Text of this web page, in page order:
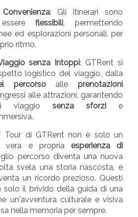
: Gli itinerari sono
essereflessibili , permettendo
ed esplorazioni personali, per
ritmo.
senza Intoppi: GTRent si
logistico del viaggio, dalla
percorsoalle prenotazioni
alle attrazioni, garantendo
di viaggio senza sforzie
Tour di GTRent non è solo un
vera e propria esperienza di
percorso diventa una nuova
svela una storia nascosta, e
un ricordo prezioso. Questi
solo il brivido della guida di una
un'avventura culturale e visiva
nella memoria per sempre.